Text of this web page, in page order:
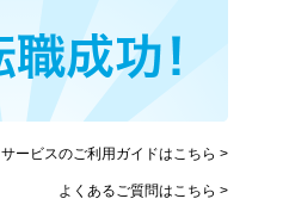
サービスのご利用ガイドはこちら >
よくあるご質問はこちら >